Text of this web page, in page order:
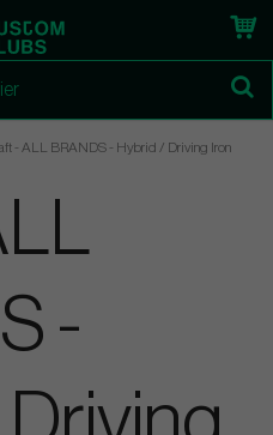
- ALL BRANDS - Hybrid / Driving Iron
-